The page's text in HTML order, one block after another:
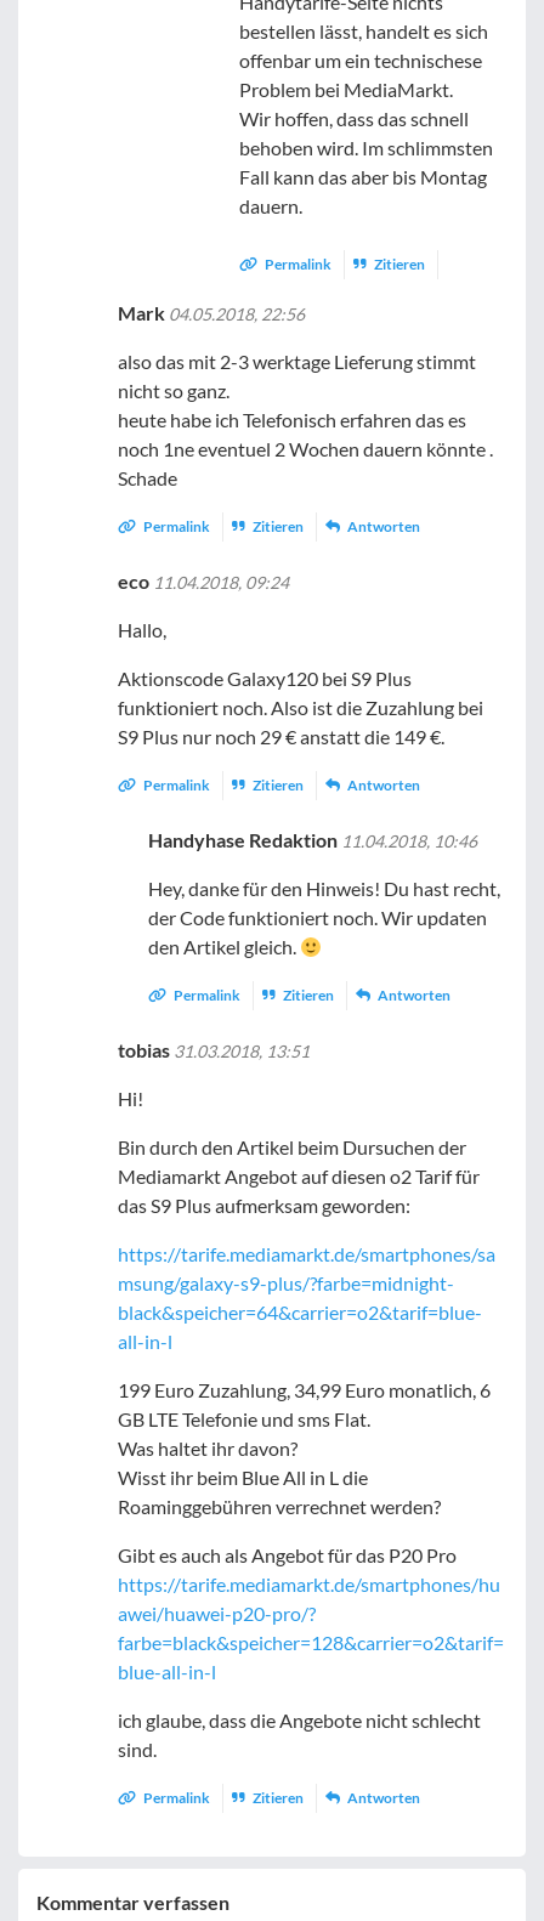
bestellen lässt, handelt es sich
offenbar um ein technischese
Problem bei MediaMarkt.
Wir hoffen, dass das schnell
behoben wird. Im schlimmsten
Fall kann das aber bis Montag
dauern.
Permalink Zitieren
Mark 04.05.2018, 22:56
also das mit 2-3 werktage Lieferung stimmt
nicht so ganz.
heute habe ich Telefonisch erfahren das es
noch 1ne eventuel 2 Wochen dauern könnte .
Schade
Permalink Zitieren Antworten
eco 11.04.2018, 09:24
Hallo,
Aktionscode Galaxy120 bei S9 Plus
funktioniert noch. Also ist die Zuzahlung bei
S9 Plus nur noch 29 € anstatt die 149 €.
Permalink Zitieren Antworten
Handyhase Redaktion 11.04.2018, 10:46
Hey, danke für den Hinweis! Du hast recht,
der Code funktioniert noch. Wir updaten
den Artikel gleich.
Permalink Zitieren Antworten
tobias 31.03.2018, 13:51
Hi!
Bin durch den Artikel beim Dursuchen der
Mediamarkt Angebot auf diesen o2 Tarif für
das S9 Plus aufmerksam geworden:
https://tarife.mediamarkt.de/smartphones/sa
msung/galaxy-s9-plus/?farbe=midnight-
black&speicher=64&carrier=o2&tarif=blue-
all-in-l
199 Euro Zuzahlung, 34,99 Euro monatlich, 6
GB LTE Telefonie und sms Flat.
Was haltet ihr davon?
Wisst ihr beim Blue All in L die
Roaminggebühren verrechnet werden?
Gibt es auch als Angebot für das P20 Pro
https://tarife.mediamarkt.de/smartphones/hu
awei/huawei-p20-pro/?
farbe=black&speicher=128&carrier=o2&tarif=
blue-all-in-l
ich glaube, dass die Angebote nicht schlecht
sind.
Permalink Zitieren Antworten
Kommentar verfassen